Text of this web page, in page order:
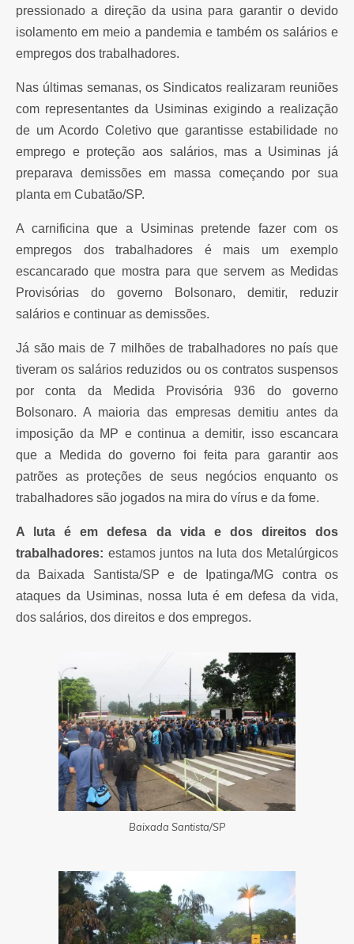
pressionado a direção da usina para garantir o devido
isolamento em meio a pandemia e também os salários e
empregos dos trabalhadores.
Nas últimas semanas, os Sindicatos realizaram reuniões
com representantes da Usiminas exigindo a realização
de um Acordo Coletivo que garantisse estabilidade no
emprego e proteção aos salários, mas a Usiminas já
preparava demissões em massa começando por sua
planta em Cubatão/SP.
A carnificina que a Usiminas pretende fazer com os
empregos dos trabalhadores é mais um exemplo
escancarado que mostra para que servem as Medidas
Provisórias do governo Bolsonaro, demitir, reduzir
salários e continuar as demissões.
Já são mais de 7 milhões de trabalhadores no país que
tiveram os salários reduzidos ou os contratos suspensos
por conta da Medida Provisória 936 do governo
Bolsonaro. A maioria das empresas demitiu antes da
imposição da MP e continua a demitir, isso escancara
que a Medida do governo foi feita para garantir aos
patrões as proteções de seus negócios enquanto os
trabalhadores são jogados na mira do vírus e da fome.
A luta é em defesa da vida e dos direitos dos
trabalhadores: estamos juntos na luta dos Metalúrgicos
da Baixada Santista/SP e de Ipatinga/MG contra os
ataques da Usiminas, nossa luta é em defesa da vida,
dos salários, dos direitos e dos empregos.
Baixada Santista/SP